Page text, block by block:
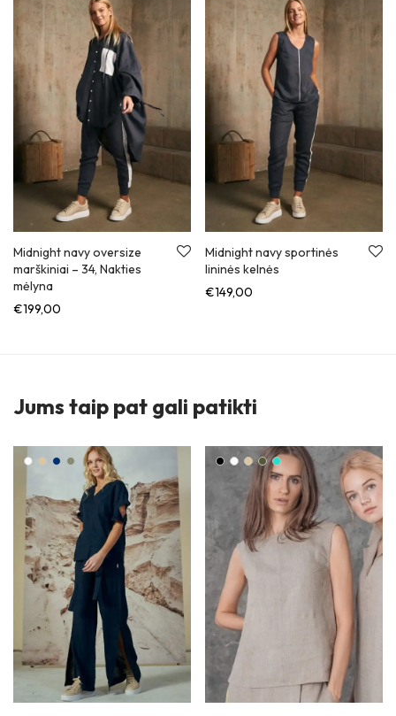
Midnight navy oversize
marškiniai – 34, Nakties
mėlyna
€199,00
Midnight navy sportinės
lininės kelnės
€149,00
Jums taip pat gali patikti